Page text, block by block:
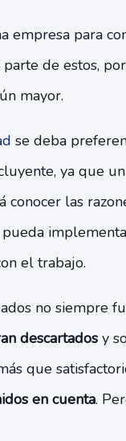
empresa para
de estos,
mayor.
se deba
ya que
las
el trabajo.
no siempre
descartados y
que
en cuenta.